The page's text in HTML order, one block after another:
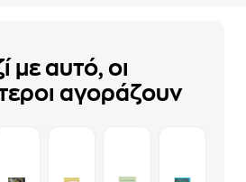
με αυτό, οι
αγοράζουν